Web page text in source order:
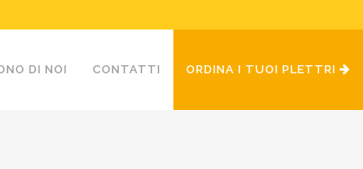
DI NOI CONTATTI ORDINA I TUOI PLETTRI